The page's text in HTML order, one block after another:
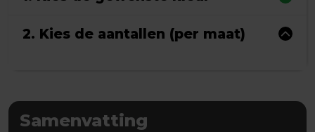
2. Kies de aantallen (per maat)
Samenvatting